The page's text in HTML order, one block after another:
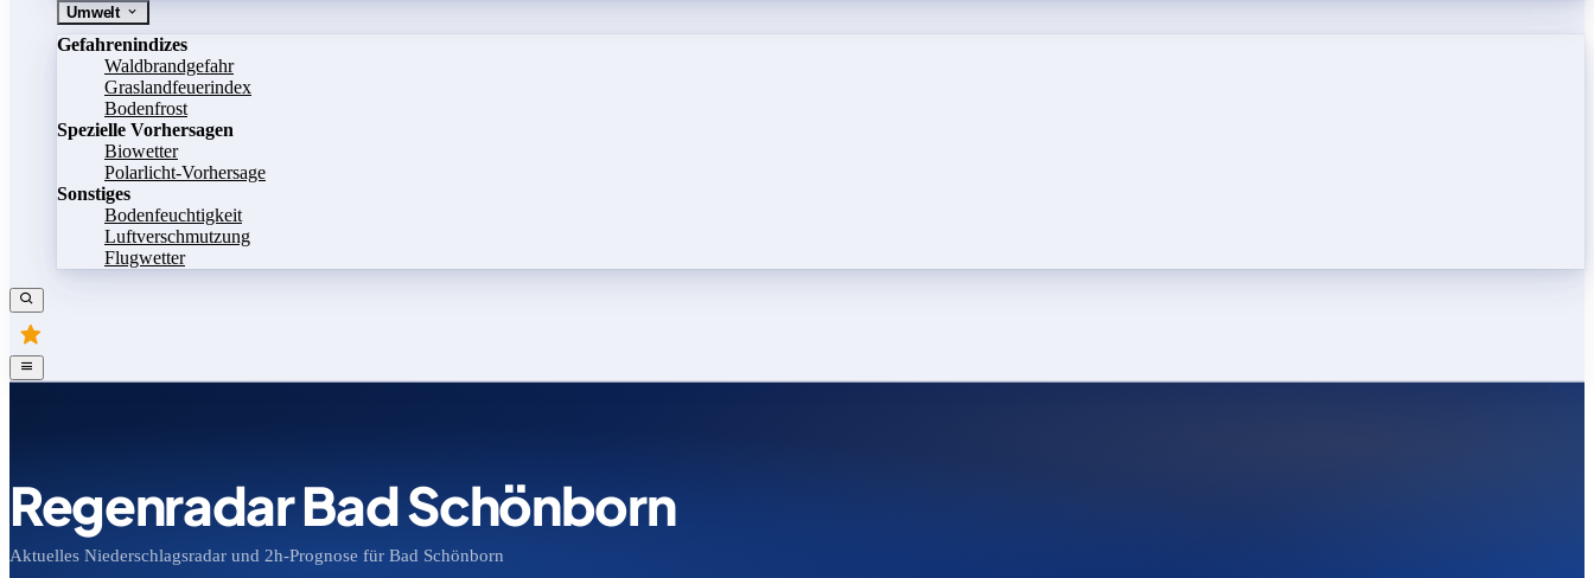
Umwelt
Gefahrenindizes
Waldbrandgefahr
Graslandfeuerindex
Bodenfrost
Spezielle Vorhersagen
Biowetter
Polarlicht-Vorhersage
Sonstiges
Bodenfeuchtigkeit
Luftverschmutzung
Flugwetter
Regenradar Bad Schönborn
Aktuelles Niederschlagsradar und 2h-Prognose für Bad Schönborn